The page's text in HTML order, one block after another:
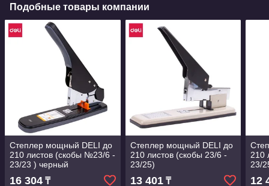
Подобные товары компании
Степлер мощный DELI до
210 листов (скобы №23/6 -
23/23 ) черный
16 304 ₸
Степлер мощный DELI до
210 листов (скобы 23/6 -
23/25)
13 401₸
210
23/
12